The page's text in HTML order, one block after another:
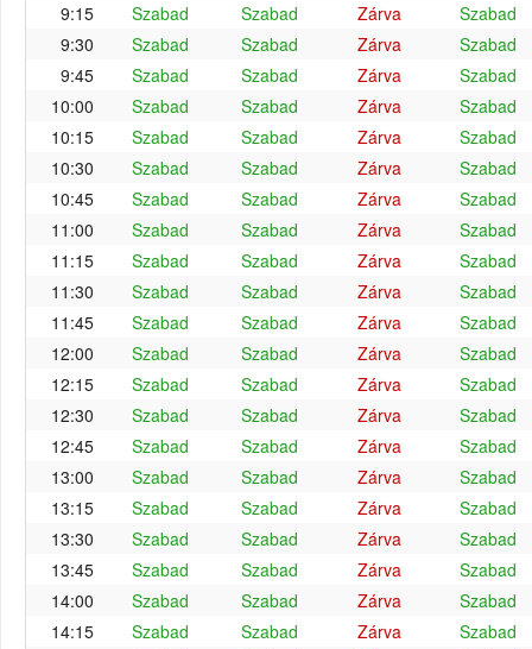
9:15
Szabad Szabad Zárva
Szabad
9:30
Szabad Szabad Zárva
Szabad
9:45
Szabad Szabad Zárva
Szabad
10:00
Szabad Szabad Zárva
Szabad
10:15
Szabad Szabad Zárva
Szabad
10:30
Szabad Szabad Zárva
Szabad
10:45
Szabad Szabad Zárva
Szabad
11:00
Szabad Szabad Zárva
Szabad
11:15
Szabad Szabad Zárva
Szabad
11:30
Szabad Szabad Zárva
Szabad
11:45
Szabad Szabad Zárva
Szabad
12:00
Szabad Szabad Zárva
Szabad
12:15
Szabad Szabad Zárva
Szabad
12:30
Szabad Szabad Zárva
Szabad
12:45
Szabad Szabad Zárva
Szabad
13:00
Szabad Szabad Zárva
Szabad
13:15
Szabad Szabad Zárva
Szabad
13:30
Szabad Szabad Zárva
Szabad
13:45
Szabad Szabad Zárva
Szabad
14:00
Szabad Szabad Zárva
Szabad
14:15
Szabad Szabad Zárva
Szabad